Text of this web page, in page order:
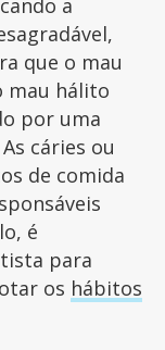
a
que o mau
mau hálito
por uma
cáries ou
de comida
é
para
os hábitos